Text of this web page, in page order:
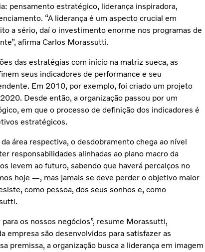
pensamento estratégico, liderança inspiradora,
“A liderança é um aspecto crucial em
a sério, daí o investimento enorme nos programas de
afirma Carlos Morassutti.
das estratégias com início na matriz sueca, as
seus indicadores de performance e seu
Em 2010, por exemplo, foi criado um projeto
Desde então, a organização passou por um
em que o processo de definição dos indicadores é
estratégicos.
área respectiva, o desdobramento chega ao nível
responsabilidades alinhadas ao plano macro da
levem ao futuro, sabendo que haverá percalços no
hoje —, mas jamais se deve perder o objetivo maior
como pessoa, dos seus sonhos e, como
os nossos negócios”, resume Morassutti,
empresa são desenvolvidos para satisfazer as
premissa, a organização busca a liderança em imagem